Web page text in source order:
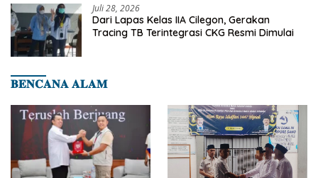
Juli 28, 2026
Dari Lapas Kelas IIA Cilegon, Gerakan
Tracing TB Terintegrasi CKG Resmi Dimulai
𝐁𝐄𝐍𝐂𝐀𝐍𝐀 𝐀𝐋𝐀𝐌